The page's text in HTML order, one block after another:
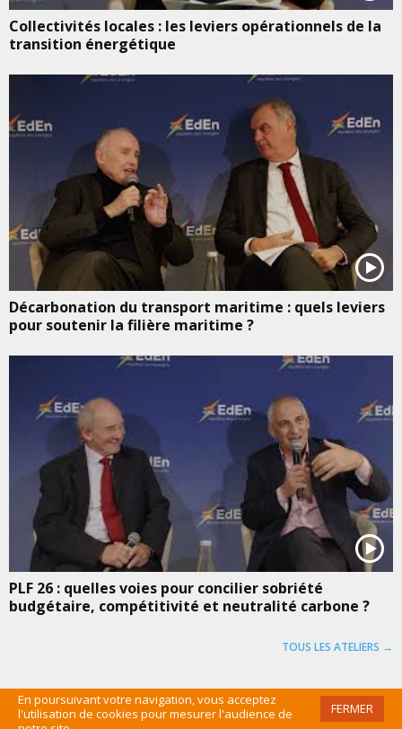
En poursuivant votre navigation, vous acceptez
l'utilisation de cookies pour mesurer l'audience de
FERMER
Collectivités locales : les leviers opérationnels de la
transition énergétique
Décarbonation du transport maritime : quels leviers
pour soutenir la filière maritime ?
PLF 26 : quelles voies pour concilier sobriété
budgétaire, compétitivité et neutralité carbone ?
TOUS LES ATELIERS →
©EDEN 2016 /MENTIONS LÉGALES/CGU/PLAN DU SITE /ADMIN